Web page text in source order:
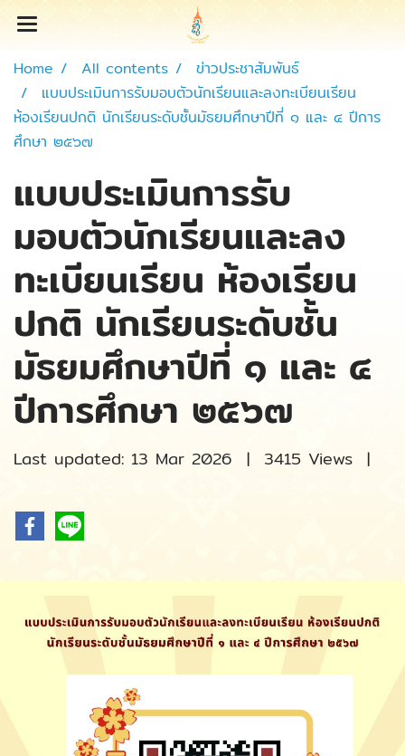
Home All contents
ข่าวประชาสัมพันธ์
แบบประเมินการรับมอบตัวนักเรียนและลงทะเบียนเรียน
ห้องเรียนปกติ นักเรียนระดับชั้นมัธยมศึกษาปีที่ ๑ และ ๔ ปีการ
ศึกษา ๒๕๖๗
แบบประเมินการรับ
มอบตัวนักเรียนและลง
ทะเบียนเรียน ห้องเรียน
ปกติ นักเรียนระดับชั้น
มัธยมศึกษาปีที่ ๑ และ ๔
ปีการศึกษา ๒๕๖๗
Last updated: 13 Mar 2026 | 3415 Views |